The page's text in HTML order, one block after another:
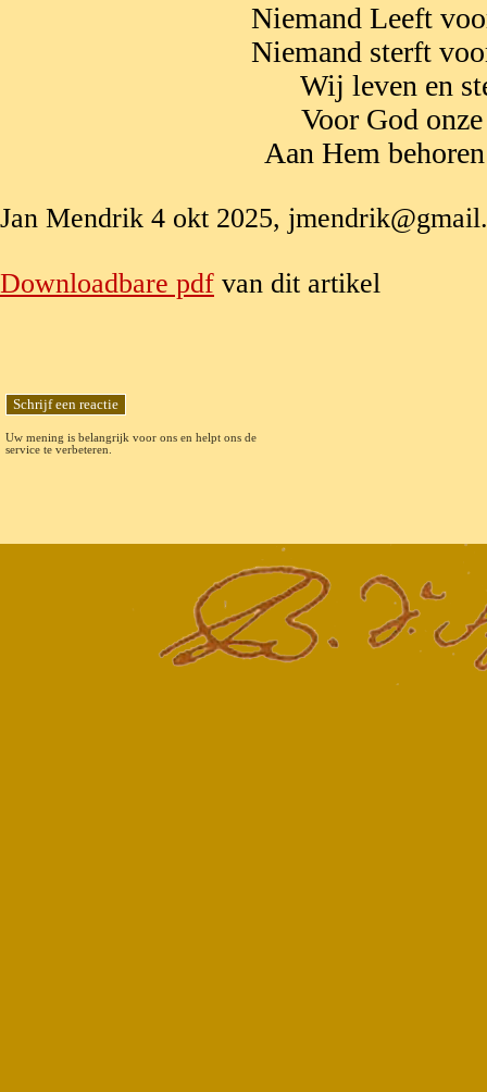
Niemand Leeft
Niemand sterft
Wij leven en
Voor God
Aan Hem
Jan Mendrik 4 okt 2025,
Downloadbare pdf van dit artikel
Uw mening is belangrijk voor ons en helpt ons de
service te verbeteren.